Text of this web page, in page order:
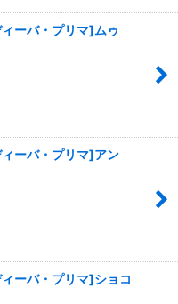
ーバ・プリマ]ムゥ
ーバ・プリマ]アン
ーバ・プリマ]ショコ